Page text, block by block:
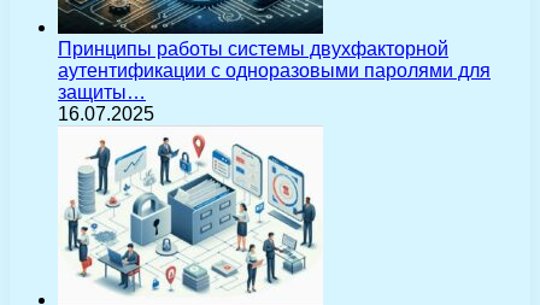
Принципы работы системы двухфакторной
аутентификации с одноразовыми паролями для
защиты…
16.07.2025